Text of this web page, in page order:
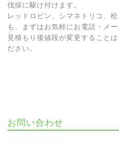
伐採に駆け付けます。
レッドロビン、シマネトリコ、
も、まずはお気軽にお電話・メ
見積もり後値段が変更すること
ださい。
お問い合わせ